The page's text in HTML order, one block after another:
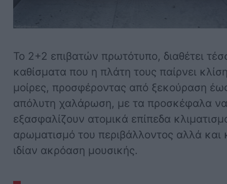
Το 2+2 επιβατών πρωτότυπο, διαθέτει
καθίσματα που η πλάτη τους παίρνει
μοίρες, προσφέροντας από ξεκούραση
απόλυτη χαλάρωση, με τα προσκέφαλα
εξασφαλίζουν ατομικά επίπεδα
αρωματισμό του περιβάλλοντος αλλά και
ιδίαν ακρόαση μουσικής.